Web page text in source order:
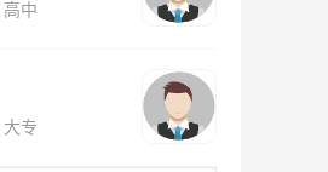
高中
大专